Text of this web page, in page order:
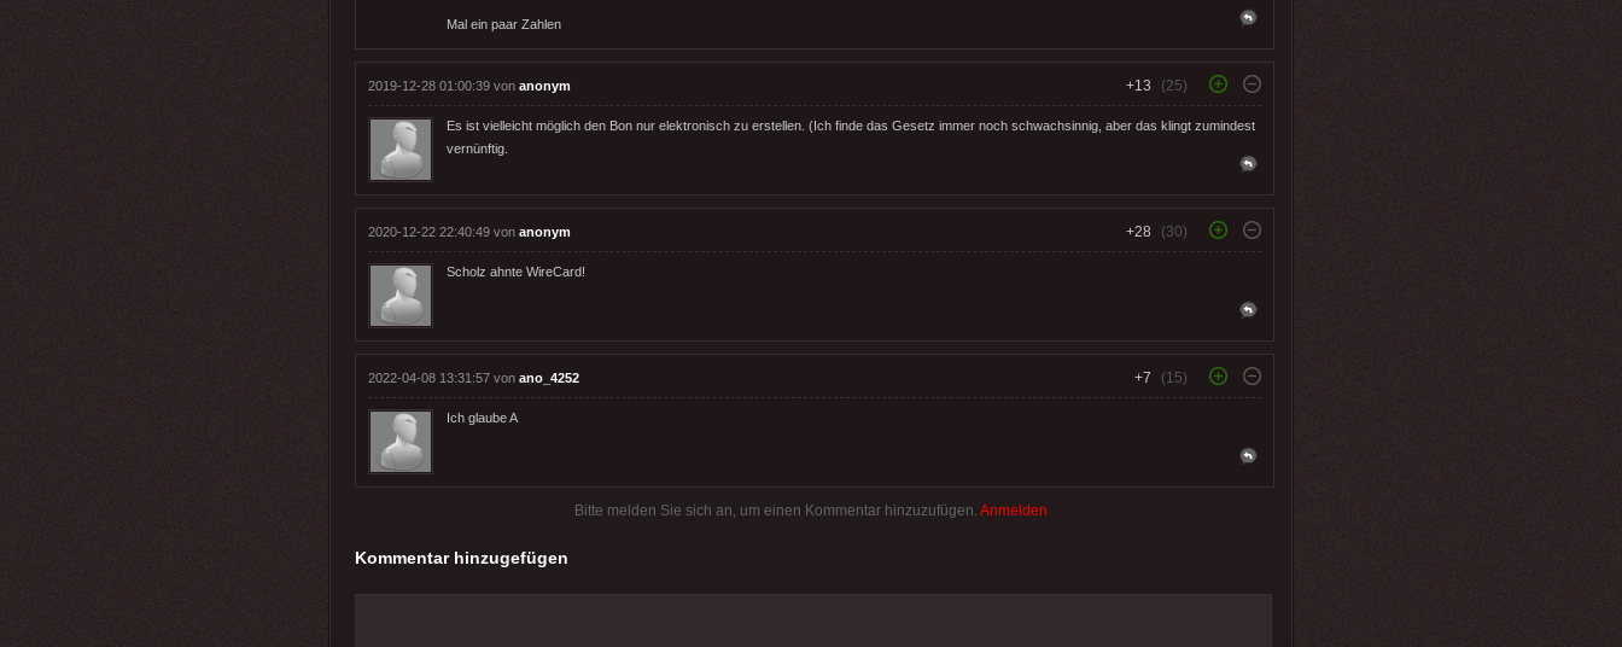
Mal ein paar Zahlen
2019-12-28 01:00:39 von anonym +13 (25)
Es ist vielleicht möglich den Bon nur elektronisch zu erstellen. (Ich finde das Gesetz immer noch schwachsinnig, aber das klingt zumindest
vernünftig.
2020-12-22 22:40:49 von anonym +28 (30)
Scholz ahnte WireCard!
2022-04-08 13:31:57 von ano_4252 +7 (15)
Ich glaube A
Bitte melden Sie sich an, um einen Kommentar hinzuzufügen. Anmelden
Kommentar hinzugefügen